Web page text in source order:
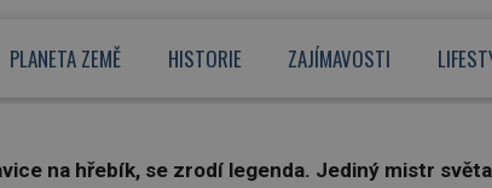
PLANETA ZEMĚ HISTORIE ZAJÍMAVOSTI
na hřebík, se zrodí legenda. Jediný mistr